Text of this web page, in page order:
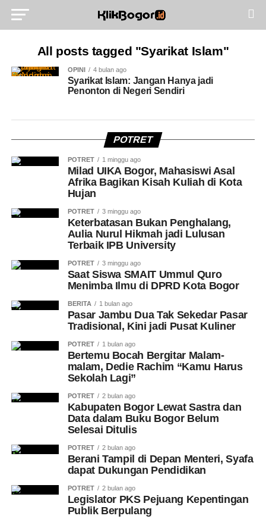
All posts tagged "Syarikat Islam"
OPINI 4 bulan ago
Syarikat Islam: Jangan Hanya jadi
Penonton di Negeri Sendiri
POTRET
POTRET 1 minggu ago
Milad UIKA Bogor, Mahasiswi Asal
Afrika Bagikan Kisah Kuliah di Kota
Hujan
POTRET 3 minggu ago
Keterbatasan Bukan Penghalang,
Aulia Nurul Hikmah jadi Lulusan
Terbaik IPB University
POTRET 3 minggu ago
Saat Siswa SMAIT Ummul Quro
Menimba Ilmu di DPRD Kota Bogor
BERITA 1 bulan ago
Pasar Jambu Dua Tak Sekedar Pasar
Tradisional, Kini jadi Pusat Kuliner
POTRET 1 bulan ago
Bertemu Bocah Bergitar Malam-
malam, Dedie Rachim “Kamu Harus
Sekolah Lagi”
POTRET 2 bulan ago
Kabupaten Bogor Lewat Sastra dan
Data dalam Buku Bogor Belum
Selesai Ditulis
POTRET 2 bulan ago
Berani Tampil di Depan Menteri, Syafa
dapat Dukungan Pendidikan
POTRET 2 bulan ago
Legislator PKS Pejuang Kepentingan
Publik Berpulang